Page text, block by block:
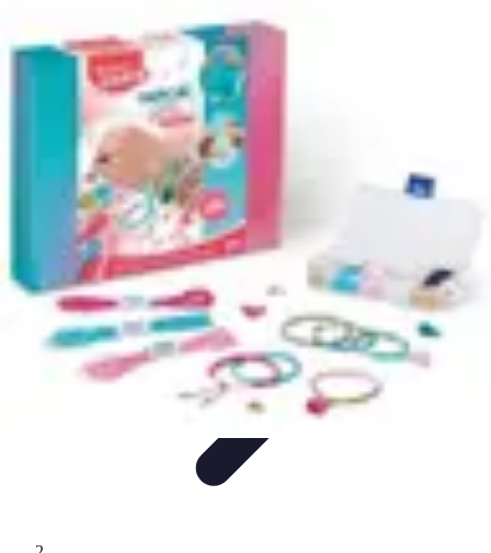
Recettes de CocktailsTechniques de Mixologie
TechniquesGuideÉquipement
Cocktails Créatifs